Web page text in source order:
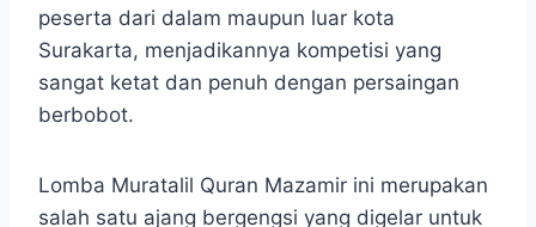
peserta dari dalam maupun luar kota
Surakarta, menjadikannya kompetisi yang
sangat ketat dan penuh dengan persaingan
berbobot.
Lomba Muratalil Quran Mazamir ini merupakan
salah satu ajang bergengsi yang digelar untuk